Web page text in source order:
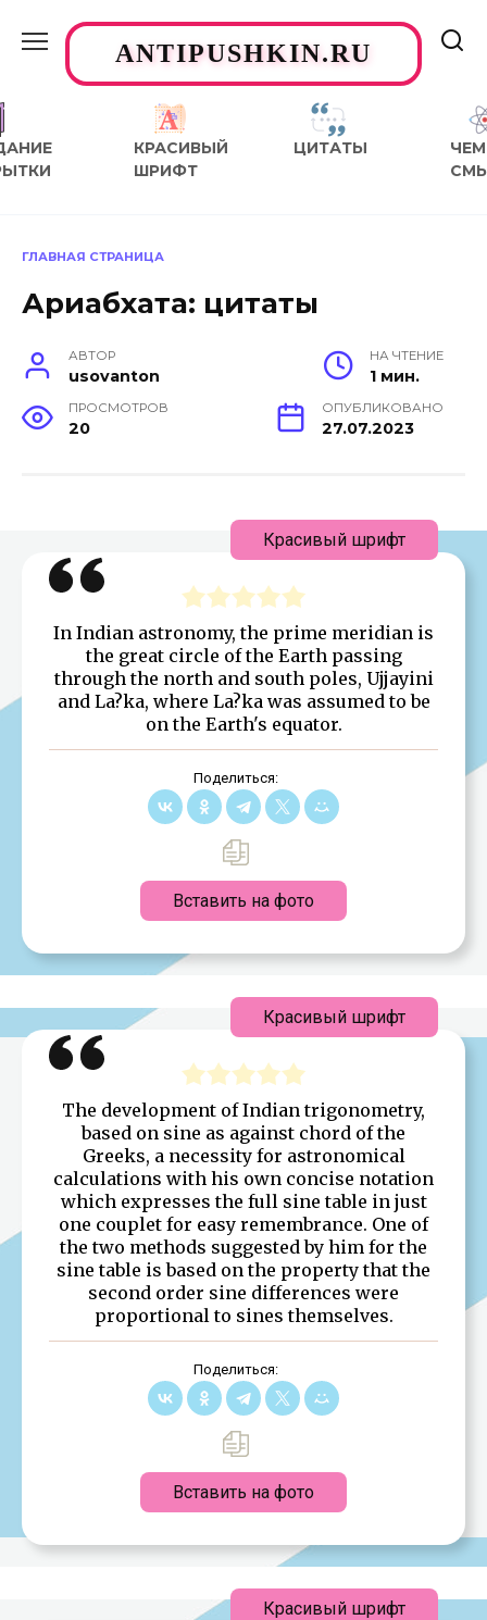
содержаниюANTIPUSHKIN.RU
КРАСИВЫЙ
ШРИФТ
ЦИТАТЫ
ЧЕМ
ГЛАВНАЯ СТРАНИЦА
Ариабхата: цитаты
АВТОР
usovanton
НА ЧТЕНИЕ
1 мин.
ПРОСМОТРОВ
20
ОПУБЛИКОВАНО
27.07.2023
In Indian astronomy, the prime meridian is
the great circle of the Earth passing
through the north and south poles, Ujjayini
and La?ka, where La?ka was assumed to be
on the Earth's equator.
Поделиться:
Вставить на фото
Красивый шрифт
The development of Indian trigonometry,
based on sine as against chord of the
Greeks, a necessity for astronomical
calculations with his own concise notation
which expresses the full sine table in just
one couplet for easy remembrance. One of
the two methods suggested by him for the
sine table is based on the property that the
second order sine differences were
proportional to sines themselves.
Поделиться:
Вставить на фото
Красивый шрифт
Красивый шрифт